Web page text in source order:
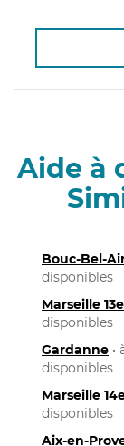
Aide à
Bouc-Bel-
disponibles
Marseille 13e
disponibles
Gardanne •
disponibles
Marseille
disponibles
Aix-en-